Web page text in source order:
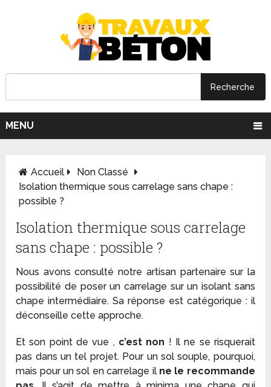
MENU
Accueil
Non Classé
Isolation thermique sous carrelage sans chape :
possible ?
Isolation thermique sous carrelage
sans chape : possible ?
Nous avons consulté notre artisan partenaire sur la
possibilité de poser un carrelage sur un isolant sans
chape intermédiaire. Sa réponse est catégorique : il
déconseille cette approche.
Et son point de vue ,c’est non ! Il ne se risquerait
pas dans un tel projet. Pour un sol souple, pourquoi,
mais pour un sol en carrelage il ne le recommande